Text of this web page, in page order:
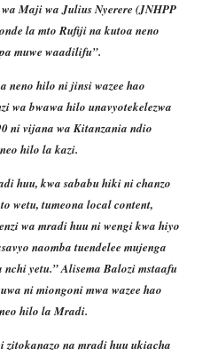
Maji wa Julius Nyerere (JNHPP
la mto Rufiji na kutoa neno
muwe waadilifu”.
neno hilo ni jinsi wazee hao
wa bwawa hilo unavyotekelezwa
ni vijana wa Kitanzania ndio
hilo la kazi.
huu, kwa sababu hiki ni chanzo
wetu, tumeona local content,
wa mradi huu ni wengi kwa hiyo
naomba tuendelee mujenga
yetu.” Alisema Balozi mstaafu
ni miongoni mwa wazee hao
hilo la Mradi.
zitokanazo na mradi huu ukiacha